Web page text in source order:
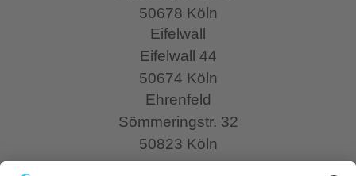
50678 Köln
Eifelwall
Eifelwall 44
50674 Köln
Ehrenfeld
Sömmeringstr. 32
50823 Köln